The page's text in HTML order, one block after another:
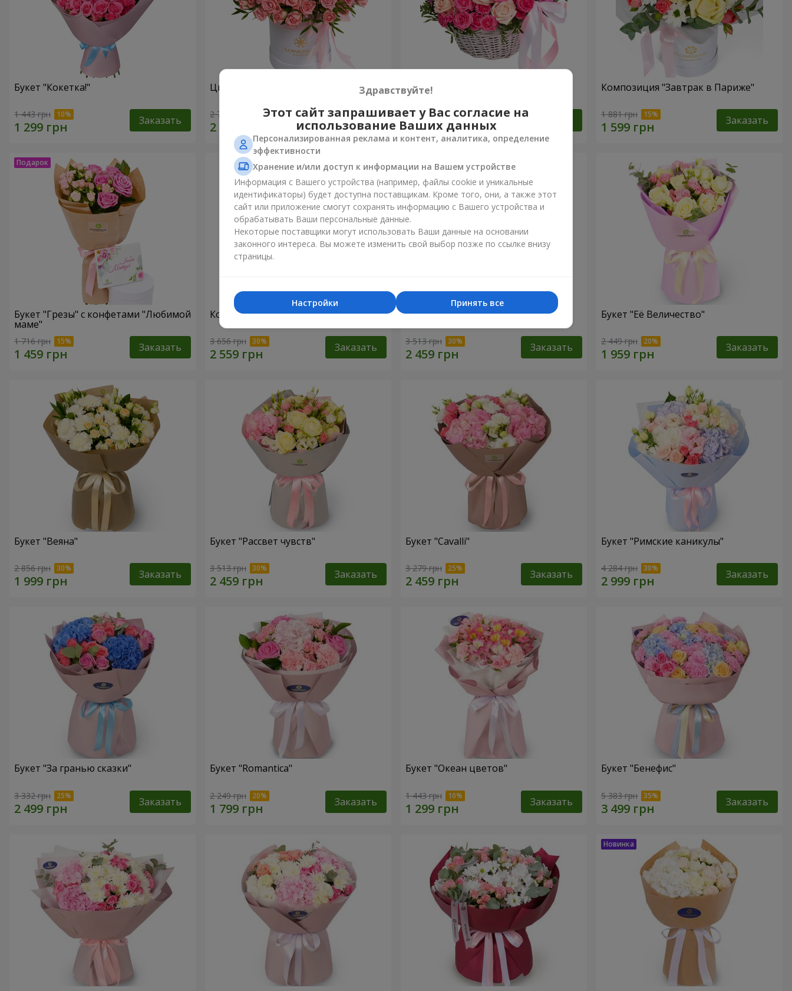
Букет "Кокетка!"
1 443 грн Заказать
Цветы в коробке "Розовый оазис"
2 749 грн Заказать
Корзина "Ты прекрасна"
3 713 грн
Композиция "Завтрак в Париже"
1 881 грн Заказать
Букет "Грезы" с конфетами "Любимой
маме"
1 716 грн Заказать
Композиция "Любимые глаза"
3 656 грн Заказать
Букет "Мамина весна"
3 513 грн Заказать
Букет "Её Величество"
2 449 грн Заказать
Букет "Веяна"
2 856 грн Заказать
Букет "Рассвет чувств"
3 513 грн Заказать
Букет "Cаvalli"
3 279 грн Заказать
Букет "Римские каникулы"
4 284 грн Заказать
Букет "За гранью сказки"
3 332 грн Заказать
Букет "Romantica"
2 249 грн Заказать
Букет "Океан цветов"
1 443 грн Заказать
Букет "Бенефис"
5 383 грн Заказать
Здравствуйте!
Этот сайт запрашивает у Вас согласие на
использование Ваших данных
Персонализированная реклама и контент, аналитика, определение
эффективности
Хранение и/или доступ к информации на Вашем устройстве
Информация с Вашего устройства (например, файлы cookie и уникальные
идентификаторы) будет доступна поставщикам. Кроме того, они, а также этот
сайт или приложение смогут сохранять информацию с Вашего устройства и
обрабатывать Ваши персональные данные.
Некоторые поставщики могут использовать Ваши данные на основании
законного интереса. Вы можете изменить свой выбор позже по ссылке внизу
страницы.
Принять все
Настройки